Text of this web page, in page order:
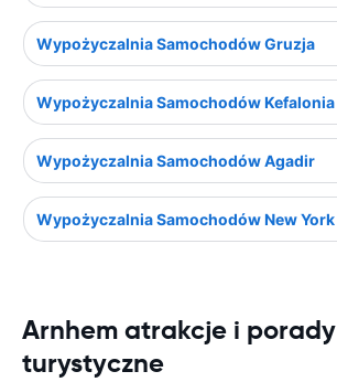
Wypożyczalnia Samochodów Gruzja
Wypożyczalnia Samochodów Kefalonia
Wypożyczalnia Samochodów Agadir
Wypożyczalnia Samochodów New York
Arnhem atrakcje i porady
turystyczne